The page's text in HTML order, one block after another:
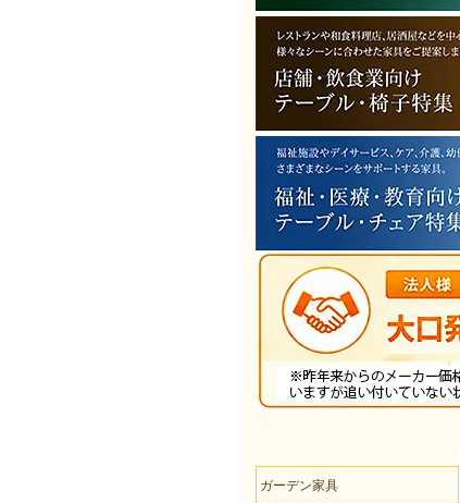
ガーデン家具